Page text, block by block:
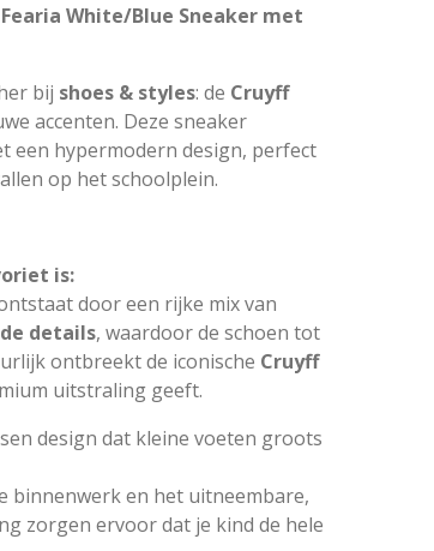
White/Blue Sneaker met
bij shoes & styles: de Cruyff
accenten. Deze sneaker
een hypermodern design, perfect
op het schoolplein.
is:
door een rijke mix van
details, waardoor de schoen tot
ontbreekt de iconische Cruyff
uitstraling geeft.
design dat kleine voeten groots
binnenwerk en het uitneembare,
zorgen ervoor dat je kind de hele